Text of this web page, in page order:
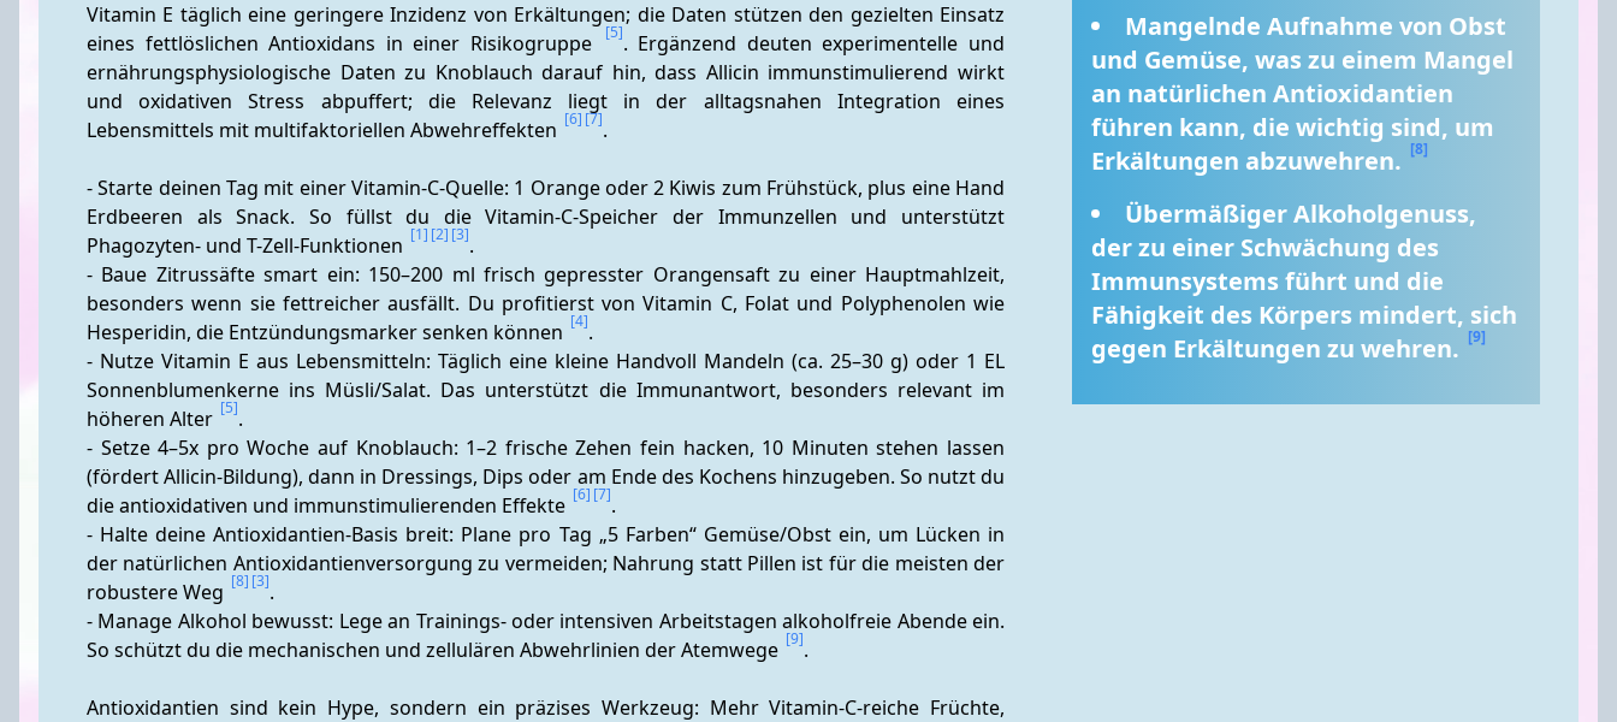
Vitamin E täglich eine geringere Inzidenz von Erkältungen; die Daten stützen den gezielten Einsatz
eines fettlöslichen Antioxidans in einer Risikogruppe
[5]. Ergänzend deuten experimentelle und
ernährungsphysiologische Daten zu Knoblauch darauf hin, dass Allicin immunstimulierend wirkt
und oxidativen Stress abpuffert; die Relevanz liegt in der alltagsnahen Integration eines
Lebensmittels mit multifaktoriellen Abwehreffekten [6] [7].
- Starte deinen Tag mit einer Vitamin-C-Quelle: 1 Orange oder 2 Kiwis zum Frühstück, plus eine Hand
Erdbeeren als Snack. So füllst du die Vitamin-C-Speicher der Immunzellen und unterstützt
Phagozyten- und T-Zell-Funktionen [1] [2] [3].
- Baue Zitrussäfte smart ein: 150–200 ml frisch gepresster Orangensaft zu einer Hauptmahlzeit,
besonders wenn sie fettreicher ausfällt. Du profitierst von Vitamin C, Folat und Polyphenolen wie
Hesperidin, die Entzündungsmarker senken können [4].
- Nutze Vitamin E aus Lebensmitteln: Täglich eine kleine Handvoll Mandeln (ca. 25–30 g) oder 1 EL
Sonnenblumenkerne ins Müsli/Salat. Das unterstützt die Immunantwort, besonders relevant im
höheren Alter [5].
- Setze 4–5x pro Woche auf Knoblauch: 1–2 frische Zehen fein hacken, 10 Minuten stehen lassen
(fördert Allicin-Bildung), dann in Dressings, Dips oder am Ende des Kochens hinzugeben. So nutzt du
die antioxidativen und immunstimulierenden Effekte [6] [7].
- Halte deine Antioxidantien-Basis breit: Plane pro Tag „5 Farben“ Gemüse/Obst ein, um Lücken in
der natürlichen Antioxidantienversorgung zu vermeiden; Nahrung statt Pillen ist für die meisten der
robustere Weg [8] [3].
- Manage Alkohol bewusst: Lege an Trainings- oder intensiven Arbeitstagen alkoholfreie Abende ein.
So schützt du die mechanischen und zellulären Abwehrlinien der Atemwege [9].
Antioxidantien sind kein Hype, sondern ein präzises Werkzeug: Mehr Vitamin‑C‑reiche Früchte,
Mangelnde Aufnahme von Obst
und Gemüse, was zu einem Mangel
an natürlichen Antioxidantien
führen kann, die wichtig sind, um
Erkältungen abzuwehren. [8]
Übermäßiger Alkoholgenuss,
der zu einer Schwächung des
Immunsystems führt und die
Fähigkeit des Körpers mindert, sich
gegen Erkältungen zu wehren. [9]